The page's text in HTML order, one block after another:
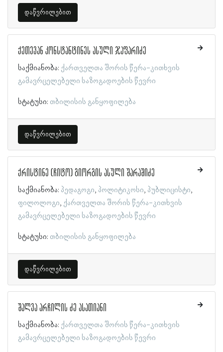
დაწვრილებით
ქეთევან კონსტანტინეს ასული ჯაფარიძე
საქმიანობა: ქართველთა შორის წერა-კითხვის
გამავრცელებელი საზოგადოების წევრი
სტატუსი: თბილისის განყოფილება
დაწვრილებით
ქრისტინე (ჩიტო) გიორგის ასული შარაშიძე
საქმიანობა: პედაგოგი პოლიტიკოსი პუბლიცისტი
ფილოლოგი ქართველთა შორის წერა-კითხვის
გამავრცელებელი საზოგადოების წევრი
სტატუსი: თბილისის განყოფილება
დაწვრილებით
შალვა არჩილის ძე ასათიანი
საქმიანობა: ქართველთა შორის წერა-კითხვის
გამავრცელებელი საზოგადოების წევრი